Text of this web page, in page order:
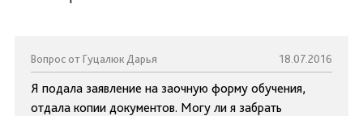
Вопрос от Гуцалюк Дарья 18.07.2016
Я подала заявление на заочную форму обучения,
отдала копии документов. Могу ли я забрать